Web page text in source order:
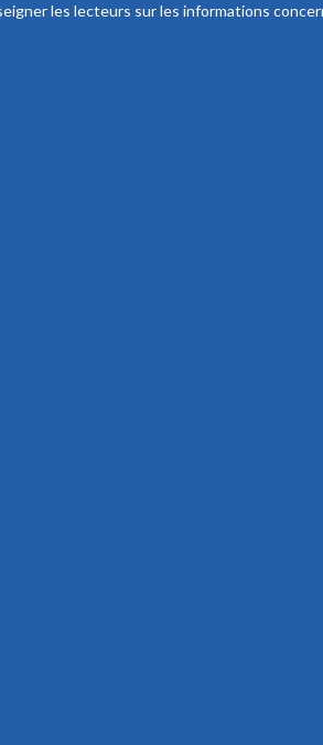
les lecteurs sur les informations